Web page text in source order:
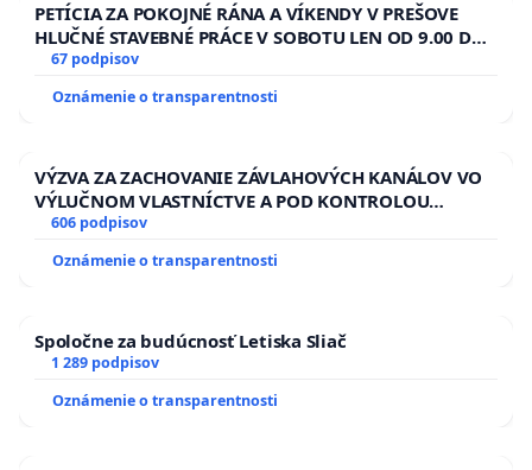
PETÍCIA ZA POKOJNÉ RÁNA A VÍKENDY V PREŠOVE
HLUČNÉ STAVEBNÉ PRÁCE V SOBOTU LEN OD 9.00 DO
13.00 HOD., CEZ PRACOVNÝ TÝŽDEŇ CIEĽ 8.00 – 18.00
HOD. A PRAVIDELNÁ KONTROLA STAVBY C-AREA NA
ĎUMBIERSKEJ/MAGU
67 podpisov
Oznámenie o transparentnosti
VÝZVA ZA ZACHOVANIE ZÁVLAHOVÝCH KANÁLOV VO
VÝLUČNOM VLASTNÍCTVE A POD KONTROLOU
SLOVENSKEJ REPUBLIKY & žiadosť na riešenie
zanedbaného stavu závlahových a odvodňovacích
kanálov na Slovensku
606 podpisov
Oznámenie o transparentnosti
Spoločne za budúcnosť Letiska Sliač
1 289 podpisov
Oznámenie o transparentnosti